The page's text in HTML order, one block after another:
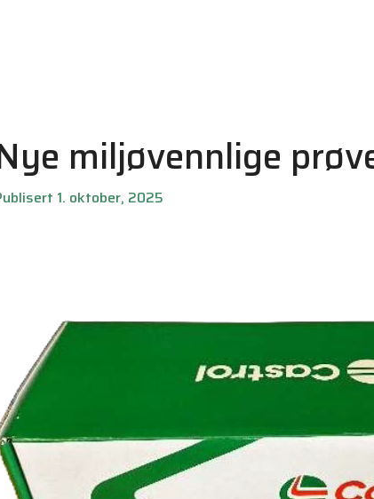
miljøvennlige
1. oktober, 2025